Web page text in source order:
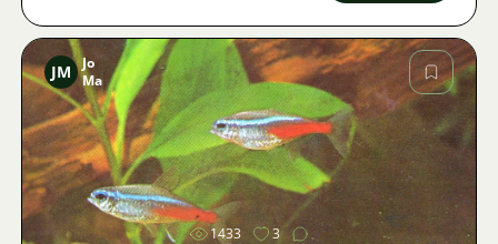
Obrázek
JM
Jo
Ma
1433 3